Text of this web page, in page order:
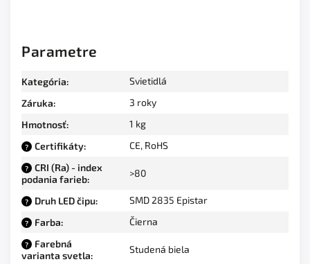
Parametre
Kategória:
Svietidlá
Záruka:
3 roky
Hmotnosť: 1 kg
? Certifikáty: CE, RoHS
?
CRI (Ra) - index
podania farieb:
>80
? Druh LED čipu: SMD 2835 Epistar
? Farba: Čierna
?
Farebná
varianta svetla:
Studená biela